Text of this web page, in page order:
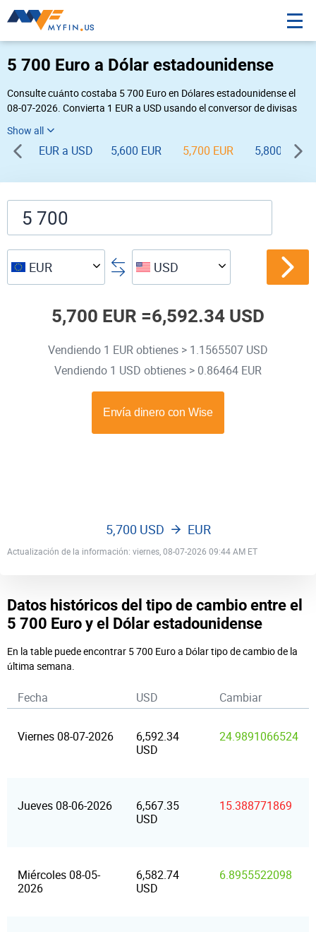
5 700 Euro a Dólar estadounidense
Consulte cuánto costaba 5 700 Euro en Dólares estadounidense el
08-07-2026. Convierta 1 EUR a USD usando el conversor de divisas
USD EUR ».
EUR a USD 5,600 EUR 5,700 EUR 5,800 EUR
EUR USD
5,700 EUR =6,592.34 USD
Vendiendo 1 EUR obtienes > 1.1565507 USD
Vendiendo 1 USD obtienes > 0.86464 EUR
Actualización de la información: viernes, 08-07-2026 09:44 AM ET
5,700 USD EUR
Datos históricos del tipo de cambio entre el
5 700 Euro y el Dólar estadounidense
En la table puede encontrar 5 700 Euro a Dólar tipo de cambio de la
última semana.
Fecha USD Cambiar
Viernes 08-07-2026
6,592.34
USD
24.9891066524
Jueves 08-06-2026
6,567.35
USD
15.388771869
Miércoles 08-05-
2026
6,582.74
USD
6.8955522098